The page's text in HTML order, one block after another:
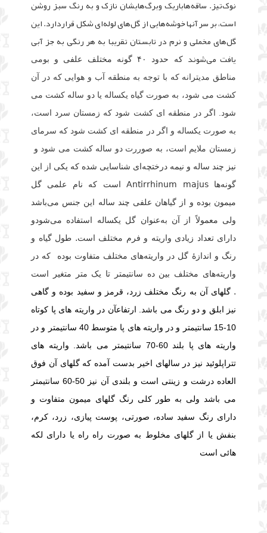
نوک‌تیز. ساقه‌هاباریک وبرگ‌هایشان نازک و به رنگ سبز روشن
است، بر سر آنها خوشه‌هایی از گل‌های لوله‌ای شکل قراردارد. این
گل‌های مخملی و نرم در تابستان تقریبا به هر رنگی به جز آبی
یافت می‌شوند که حدود ۴۰ گونه مختلف علفی و
بومی
مناطق مدیترانه که با توجه به منطقه آب و هوایی که در آن
کشت می شود، به صورت گیاه یکساله یا دو ساله کشت می
شود. اگر در منطقه ای کشت شود که زمستان سرد است،
به صورت یکساله و اگر در منطقه ای کشت شود که سرمای
زمستان ملایم است، به صوررت دو ساله کشت می شود و
نیز چند ساله و نیمه درختچه‌ای شناسایی شده که یکی از این
گونه‌ها Antirrhinum majus است که نام علمی گل
میمون بوده و از گیاهان علفی چند ساله این جنس می‌باشد
ولی معمولاً از آن به‌عنوان گل یکساله استفاده می‌شودو
دارای تعداد زیادی واریته و فرم مختلف است. طول گیاه و
رنگ و اندازهٔ گل در واریته‌های مختلف متفاوت بوده
که در
واریته‌های مختلف بین ده سانتیمتر تا یک متر متغیر است
.گلهای آن به رنگ مختلف زرد، قرمز و سفید بوده و گاهی
نیز ابلق و دو رنگ می باشد. ارتفاعآن در واریته های پا کوتاه
10-15 سانتیمتر و در واریته های پا متوسط 40 سانتیمتر و در
واریته های پا بلند 60-70 سانتیمتر می باشد. واریته های
تتراپلوئید نیز در سالهای اخیر بدست آمده که گلهای آن فوق
العاده درشت و زینتی است و بلندی آن نیز 50-60 سانتیمتر
می باشد ولی به طور کلی رنگ گلهای میمون متفاوت و
دارای رنگ سفید ساده، صورتی، پوست پیازی، زرد، کرم،
بنفش یا از گلهای مخلوط به صورت راه راه یا دارای لکه
هائی است